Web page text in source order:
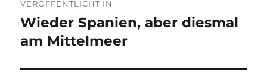
VERÖFFENTLICHT IN
Wieder Spanien, aber diesmal
am Mittelmeer